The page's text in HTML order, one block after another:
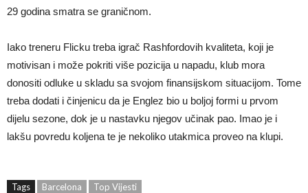
29 godina smatra se graničnom.
Iako treneru Flicku treba igrač Rashfordovih kvaliteta, koji je
motivisan i može pokriti više pozicija u napadu, klub mora
donositi odluke u skladu sa svojom finansijskom situacijom. Tome
treba dodati i činjenicu da je Englez bio u boljoj formi u prvom
dijelu sezone, dok je u nastavku njegov učinak pao. Imao je i
lakšu povredu koljena te je nekoliko utakmica proveo na klupi.
Tags Barcelona Top Vijesti